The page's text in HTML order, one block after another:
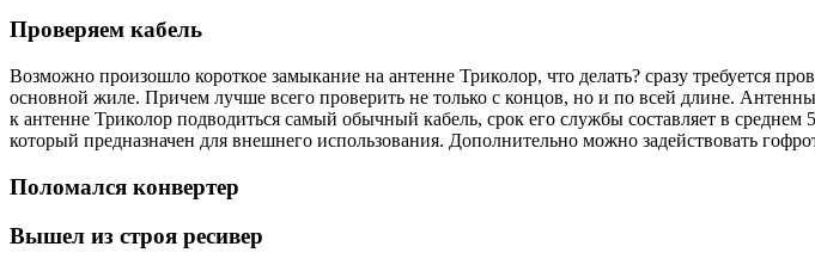
Проверяем кабель
Возможно произошло короткое замыкание на антенне Триколор, что делать? сразу требуется
основной жиле. Причем лучше всего проверить не только с концов, но и по всей длине.
к антенне Триколор подводиться самый обычный кабель, срок его службы составляет в
который предназначен для внешнего использования. Дополнительно можно задействовать
Поломался конвертер
Вышел из строя ресивер